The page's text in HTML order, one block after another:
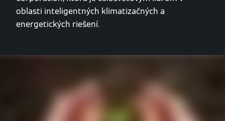
oblasti inteligentných klimatizačných a
energetických riešení.